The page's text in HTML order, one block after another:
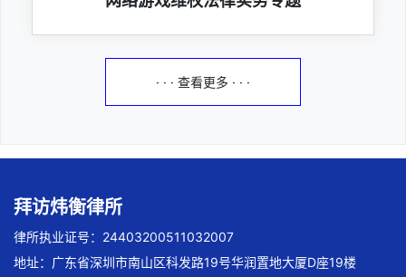
· · · 查看更多 · · ·
拜访炜衡律所
律所执业证号：24403200511032007
地址：广东省深圳市南山区科发路19号华润置地大厦D座19楼